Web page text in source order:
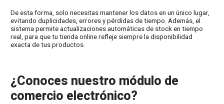
De esta forma, solo necesitas mantener los datos en un único lugar,
evitando duplicidades, errores y pérdidas de tiempo. Además, el
sistema permite actualizaciones automáticas de stock en tiempo
real, para que tu tienda online refleje siempre la disponibilidad
exacta de tus productos.
¿Conoces nuestro módulo de
comercio electrónico?